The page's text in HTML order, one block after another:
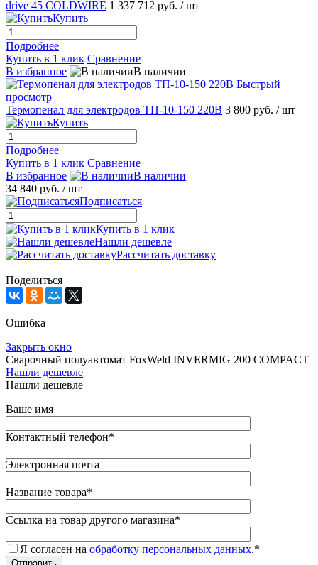
drive 45 COLDWIRE 1 337 712 руб. / шт
Купить
Подробнее
Купить в 1 клик Сравнение
В избранное
В наличии
Быстрый
просмотр
Термопенал для электродов ТП-10-150 220В 3 800 руб. / шт
Купить
Подробнее
Купить в 1 клик Сравнение
В избранное
В наличии
34 840 руб. / шт
Подписаться
Купить в 1 клик
Нашли дешевле
Рассчитать доставку
Поделиться
Ошибка
Закрыть окно
Сварочный полуавтомат FoxWeld INVERMIG 200 COMPACT
Нашли дешевле
Нашли дешевле
Ваше имя
Контактный телефон*
Электронная почта
Название товара*
Ссылка на товар другого магазина*
Я согласен на обработку персональных данных.*